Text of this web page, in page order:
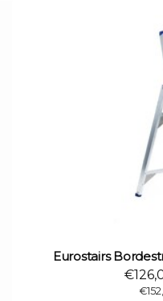
Eurostairs